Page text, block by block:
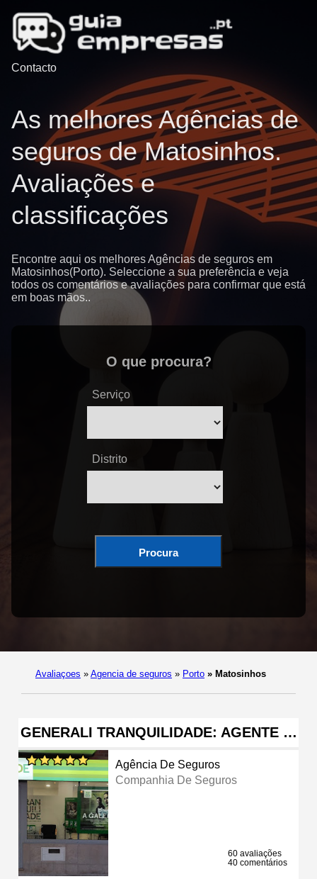
Contacto
As melhores Agências de
seguros de Matosinhos.
Avaliações e
classificações
Encontre aqui os melhores Agências de seguros em
Matosinhos(Porto). Seleccione a sua preferência e veja
todos os comentários e avaliações para confirmar que está
em boas mãos..
O que procura?
Serviço
Distrito
Procura
Avaliaçoes » Agencia de seguros » Porto » Matosinhos
GENERALI TRANQUILIDADE: AGENTE …
Agência De Seguros
Companhia De Seguros
60 avaliações
40 comentários